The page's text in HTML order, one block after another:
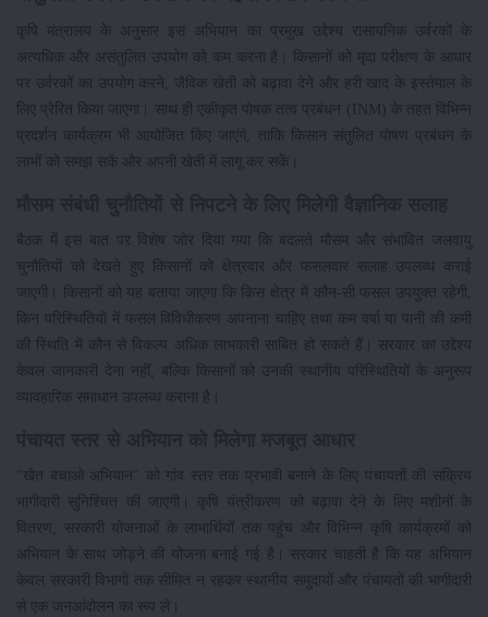
कृषि मंत्रालय के अनुसार इस अभियान का प्रमुख उद्देश्य रासायनिक उर्वरकों के
अत्यधिक और असंतुलित उपयोग को कम करना है। किसानों को मृदा परीक्षण के आधार
पर उर्वरकों का उपयोग करने, जैविक खेती को बढ़ावा देने और हरी खाद के इस्तेमाल के
लिए प्रेरित किया जाएगा। साथ ही एकीकृत पोषक तत्व प्रबंधन (INM) के तहत विभिन्न
प्रदर्शन कार्यक्रम भी आयोजित किए जाएंगे, ताकि किसान संतुलित पोषण प्रबंधन के
लाभों को समझ सकें और अपनी खेती में लागू कर सकें।
बैठक में इस बात पर विशेष जोर दिया गया कि बदलते मौसम और संभावित जलवायु
चुनौतियों को देखते हुए किसानों को क्षेत्रवार और फसलवार सलाह उपलब्ध कराई
जाएगी। किसानों को यह बताया जाएगा कि किस क्षेत्र में कौन-सी फसल उपयुक्त रहेगी,
किन परिस्थितियों में फसल विविधीकरण अपनाना चाहिए तथा कम वर्षा या पानी की कमी
की स्थिति में कौन से विकल्प अधिक लाभकारी साबित हो सकते हैं। सरकार का उद्देश्य
केवल जानकारी देना नहीं, बल्कि किसानों को उनकी स्थानीय परिस्थितियों के अनुरूप
व्यावहारिक समाधान उपलब्ध कराना है।
"खेत बचाओ अभियान" को गांव स्तर तक प्रभावी बनाने के लिए पंचायतों की सक्रिय
भागीदारी सुनिश्चित की जाएगी। कृषि यंत्रीकरण को बढ़ावा देने के लिए मशीनों के
वितरण, सरकारी योजनाओं के लाभार्थियों तक पहुंच और विभिन्न कृषि कार्यक्रमों को
अभियान के साथ जोड़ने की योजना बनाई गई है। सरकार चाहती है कि यह अभियान
केवल सरकारी विभागों तक सीमित न रहकर स्थानीय समुदायों और पंचायतों की भागीदारी
से एक जनआंदोलन का रूप ले।